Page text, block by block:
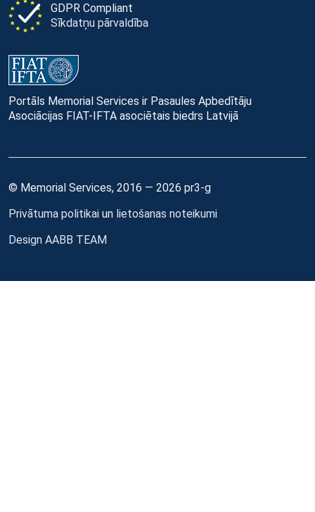
GDPR Compliant
Sīkdatņu pārvaldība
Portāls Memorial Services ir Pasaules Apbedītāju
Asociācijas FIAT-IFTA asociētais biedrs Latvijā
© Memorial Services, 2016 — 2026 pr3-g
Privātuma politikai un lietošanas noteikumi
Design AABB TEAM